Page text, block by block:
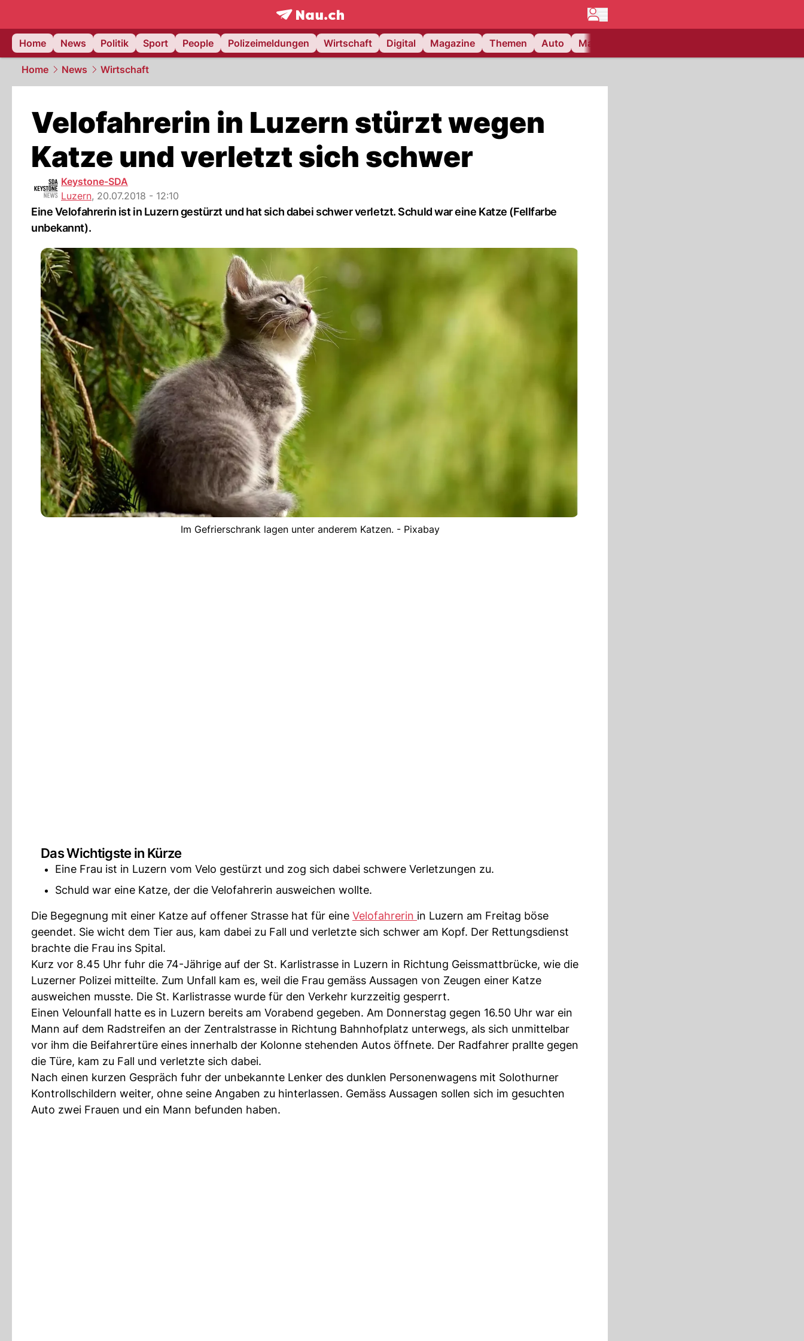
frontpage.NAU.ch
Home
News Politik Sport People Polizeimeldungen Wirtschaft Digital Magazine Themen Auto Matchcenter
Home News Wirtschaft
Velofahrerin in Luzern stürzt wegen
Katze und verletzt sich schwer
Keystone-SDA
Luzern, 20.07.2018 - 12:10
Eine Velofahrerin ist in Luzern gestürzt und hat sich dabei schwer verletzt. Schuld war eine Katze (Fellfarbe
unbekannt).
Im Gefrierschrank lagen unter anderem Katzen. - Pixabay
Das Wichtigste in Kürze
Eine Frau ist in Luzern vom Velo gestürzt und zog sich dabei schwere Verletzungen zu.
Schuld war eine Katze, der die Velofahrerin ausweichen wollte.
Die Begegnung mit einer Katze auf offener Strasse hat für eine Velofahrerin in Luzern am Freitag böse
geendet. Sie wicht dem Tier aus, kam dabei zu Fall und verletzte sich schwer am Kopf. Der Rettungsdienst
brachte die Frau ins Spital.
Kurz vor 8.45 Uhr fuhr die 74-Jährige auf der St. Karlistrasse in Luzern in Richtung Geissmattbrücke, wie die
Luzerner Polizei mitteilte. Zum Unfall kam es, weil die Frau gemäss Aussagen von Zeugen einer Katze
ausweichen musste. Die St. Karlistrasse wurde für den Verkehr kurzzeitig gesperrt.
Einen Velounfall hatte es in Luzern bereits am Vorabend gegeben. Am Donnerstag gegen 16.50 Uhr war ein
Mann auf dem Radstreifen an der Zentralstrasse in Richtung Bahnhofplatz unterwegs, als sich unmittelbar
vor ihm die Beifahrertüre eines innerhalb der Kolonne stehenden Autos öffnete. Der Radfahrer prallte gegen
die Türe, kam zu Fall und verletzte sich dabei.
Nach einen kurzen Gespräch fuhr der unbekannte Lenker des dunklen Personenwagens mit Solothurner
Kontrollschildern weiter, ohne seine Angaben zu hinterlassen. Gemäss Aussagen sollen sich im gesuchten
Auto zwei Frauen und ein Mann befunden haben.